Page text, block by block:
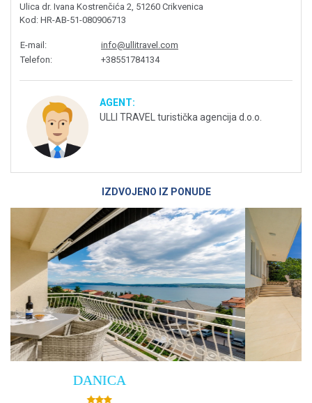
Ulica dr. Ivana Kostrenčića 2, 51260 Crikvenica
Kod : HR-AB-51-080906713
E-mail :
info@ullitravel.com
Telefon: +38551784134
AGENT:
ULLI TRAVEL turistička agencija d.o.o.
IZDVOJENO IZ PONUDE
Villa Empress